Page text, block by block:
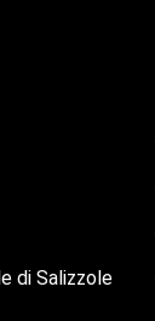
di Salizzole